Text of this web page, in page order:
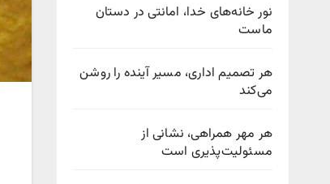
نور خانه‌های خدا، امانتی در دستان
ماست
هر تصمیم اداری، مسیر آینده را روشن
می‌کند
هر مهر همراهی، نشانی از
مسئولیت‌پذیری است